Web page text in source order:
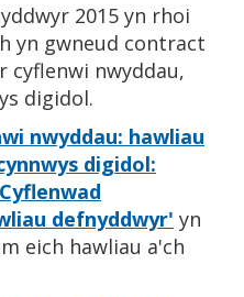
2015 yn rhoi
yn gwneud contract
cyflenwi nwyddau,
digidol.
nwyddau: hawliau
digidol:
defnyddwyr' yn
eich hawliau a'ch